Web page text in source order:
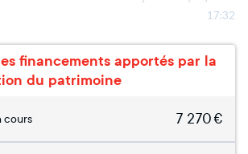
17:32
financements apportés par la
du patrimoine
cours 7 270€